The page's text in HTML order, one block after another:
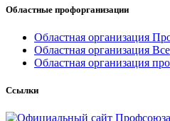
Областные профорганизации
Областная организация
Областная организация
Областная организация
Ссылки